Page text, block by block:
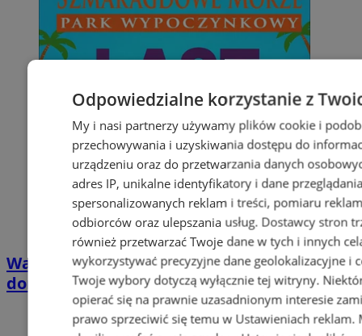
Wakacyjny wypoczynek nad Bałtykiem w
domkach Szmaragdowe Morze
Odpowiedzialne korzystanie z
My i nasi partnerzy używamy plików cookie i
przechowywania i uzyskiwania dostępu do
urządzeniu oraz do przetwarzania danych
adres IP, unikalne identyfikatory i dane
spersonalizowanych reklam i treści, pomiaru
odbiorców oraz ulepszania usług. Dostawcy stron
również przetwarzać Twoje dane w tych i innych
wykorzystywać precyzyjne dane geolokalizacyjne i
Twoje wybory dotyczą wyłącznie tej witryny.
opierać się na prawnie uzasadnionym interesie
prawo sprzeciwić się temu w Ustawieniach reklam.